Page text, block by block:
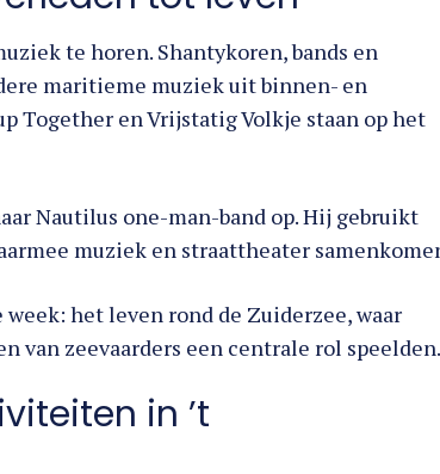
maritieme muziek uit binnen- en
Together en Vrijstatig Volkje staan op het
muziek en straattheater samenkomen.
van zeevaarders een centrale rol speelden.
in ’t